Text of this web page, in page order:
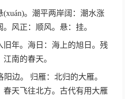
。潮平两岸阔：潮水涨
风正：顺风。悬：挂。
旧年。海日：海上的旭日。残
南的春天。
边。 归雁：北归的大雁。
春天飞往北方。古代有用大雁